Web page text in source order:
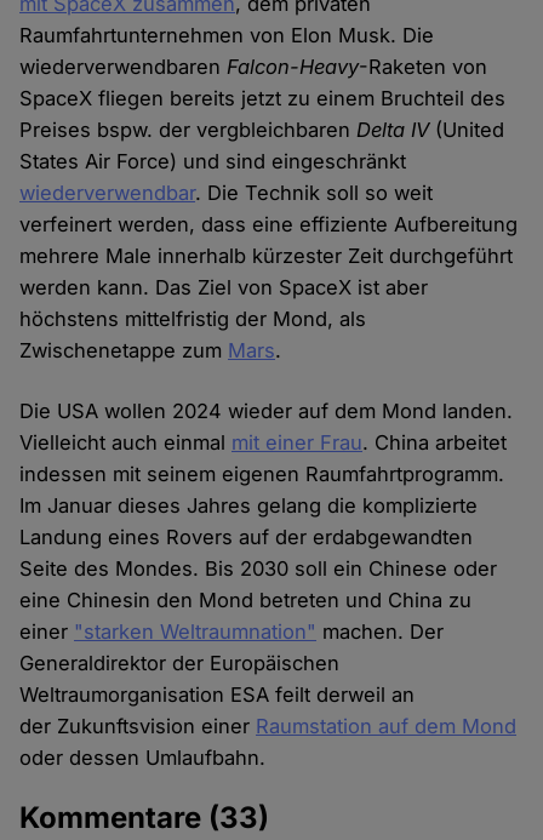
Raumfahrtunternehmen von Elon Musk. Die
wiederverwendbarenFalcon-Heavy-Raketen von
SpaceX fliegen bereits jetzt zu einem Bruchteil des
Preises bspw. der vergbleichbarenDelta IV(United
States Air Force) und sind eingeschränkt
wiederverwendbar. Die Technik soll so weit
verfeinert werden, dass eine effiziente Aufbereitung
mehrere Male innerhalb kürzester Zeit durchgeführt
werden kann. Das Ziel von SpaceX ist aber
höchstens mittelfristig der Mond, als
Zwischenetappe zum Mars.
Die USA wollen 2024 wieder auf dem Mond landen.
Vielleicht auch einmal mit einer Frau. China arbeitet
indessen mit seinem eigenen Raumfahrtprogramm.
Im Januar dieses Jahres gelang die komplizierte
Landung eines Rovers auf der erdabgewandten
Seite des Mondes. Bis 2030 soll ein Chinese oder
eine Chinesin den Mond betreten und China zu
einer "starken Weltraumnation" machen. Der
Generaldirektor der Europäischen
Weltraumorganisation ESA feilt derweil an
der Zukunftsvision einer Raumstation auf dem Mond
oder dessen Umlaufbahn.
Kommentare (33)